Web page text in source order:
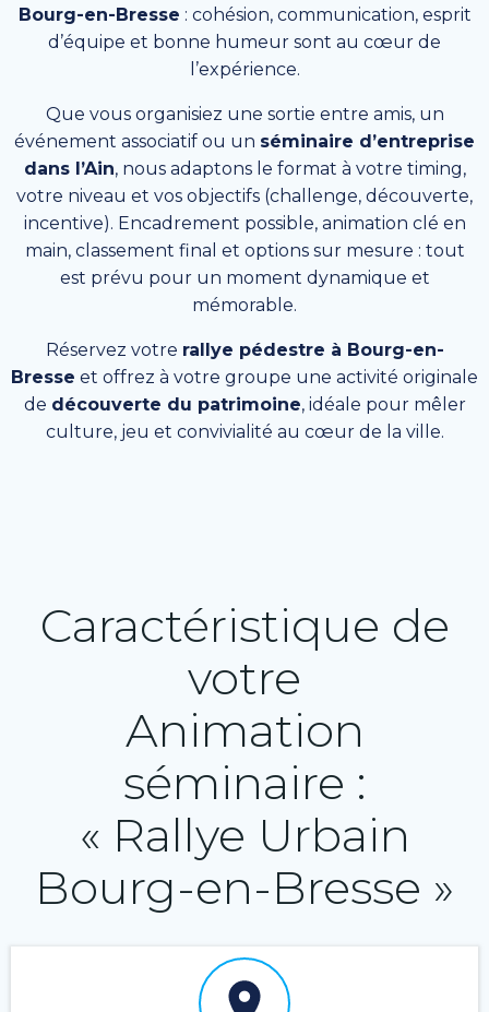
Bourg-en-Bresse : cohésion, communication, esprit
d’équipe et bonne humeur sont au cœur de
l’expérience.
Que vous organisiez une sortie entre amis, un
événement associatif ou un séminaire d’entreprise
dans l’Ain, nous adaptons le format à votre timing,
votre niveau et vos objectifs (challenge, découverte,
incentive). Encadrement possible, animation clé en
main, classement final et options sur mesure : tout
est prévu pour un moment dynamique et
mémorable.
Réservez votre rallye pédestre à Bourg-en-
Bresse et offrez à votre groupe une activité originale
de découverte du patrimoine, idéale pour mêler
culture, jeu et convivialité au cœur de la ville.
Caractéristique de
votre
Animation
séminaire :
« Rallye Urbain
Bourg-en-Bresse »